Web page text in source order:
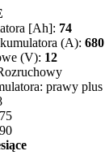
[Ah]: 74
(A): 680
(V): 12
prawy plus